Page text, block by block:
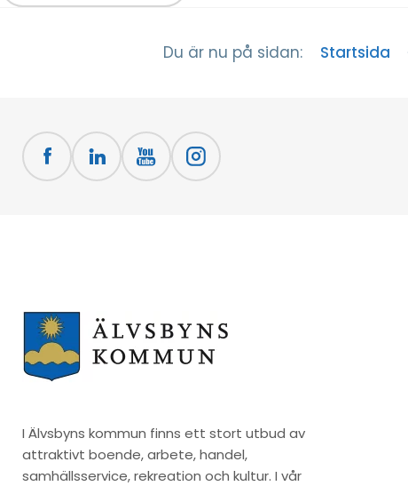
Du är nu på sidan: Startsida
I Älvsbyns kommun finns ett stort utbud av
attraktivt boende, arbete, handel,
samhällsservice, rekreation och kultur. I vår